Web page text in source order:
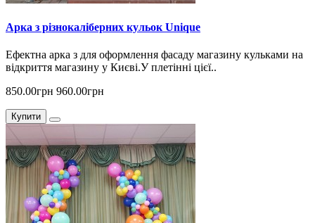
Арка з різнокаліберних кульок Unique
Ефектна арка з для оформлення фасаду магазину кульками на
відкриття магазину у Києві.У плетінні цієї..
850.00грн 960.00грн
Купити